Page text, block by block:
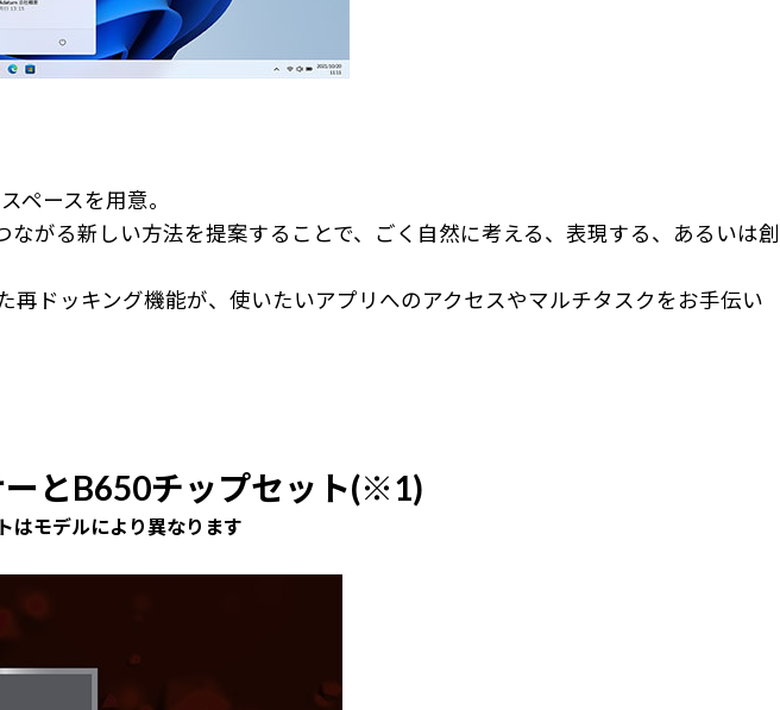
ペースを用意。
がる新しい方法を提案することで、ごく自然に考える、表現する、あるいは創
ドッキング機能が、使いたいアプリへのアクセスやマルチタスクをお手伝い
とB650チップセット(※1)
はモデルにより異なります